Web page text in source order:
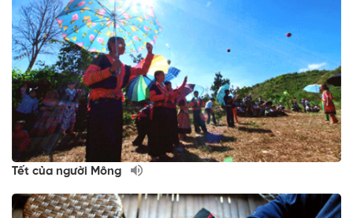
Tết của người Mông